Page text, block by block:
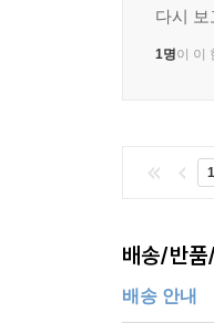
다시 보
1명이 이
1
배송/반품
배송 안내